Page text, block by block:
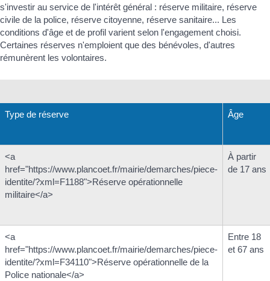
s'investir au service de l'intérêt général : réserve militaire, réserve
civile de la police, réserve citoyenne, réserve sanitaire... Les
conditions d'âge et de profil varient selon l'engagement choisi.
Certaines réserves n'emploient que des bénévoles, d'autres
rémunèrent les volontaires.
Type de réserve Âge
<a
href="https://www.plancoet.fr/mairie/demarches/piece-
identite/?xml=F1188">Réserve opérationnelle
militaire</a>
À partir
de 17 ans
<a
href="https://www.plancoet.fr/mairie/demarches/piece-
identite/?xml=F34110">Réserve opérationnelle de la
Police nationale</a>
Entre 18
et 67 ans